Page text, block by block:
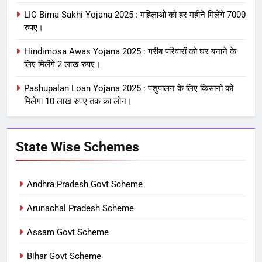
LIC Bima Sakhi Yojana 2025 : महिलाओ को हर महीने मिलेंगे 7000
रुपए।
Hindimosa Awas Yojana 2025 : गरीब परिवारों को घर बनाने के
लिए मिलेंगे 2 लाख रुपए।
Pashupalan Loan Yojana 2025 : पशुपालन के लिए किसानो को
मिलेगा 10 लाख रुपए तक का लोन।
State Wise Schemes
Andhra Pradesh Govt Scheme
Arunachal Pradesh Scheme
Assam Govt Scheme
Bihar Govt Scheme